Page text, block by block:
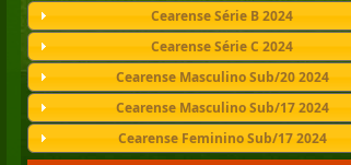
Cearense Série B 2024
Cearense Série C 2024
Cearense Masculino Sub/20 2024
Cearense Masculino Sub/17 2024
Cearense Feminino Sub/17 2024